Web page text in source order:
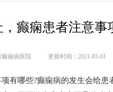
癫痫患者注意事
痫病医院 更新时间：2021-03-01
有哪些?癫痫病的发生会给